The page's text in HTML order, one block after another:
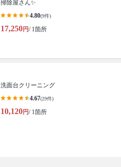
掃除屋さん✨
4.80(9件)
17,250円/ 1箇所
洗面台クリーニング
4.67(29件)
10,120円/ 1箇所